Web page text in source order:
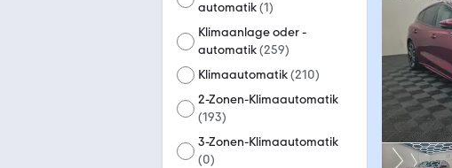
automatik(1)
Klimaanlage oder -
automatik(259)
Klimaautomatik(210)
2-Zonen-Klimaautomatik
(193)
3-Zonen-Klimaautomatik
(0)